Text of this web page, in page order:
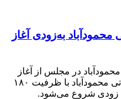
۵۰۰ مگاواتی محمودآباد به‌زودی آغاز
محمودآباد در مجلس از آغاز
اجرای فاز نخست نیروگاه ۵۰۰ مگاواتی محمودآباد با ظرفیت ۱۸۰
زودی شروع می‌شود.